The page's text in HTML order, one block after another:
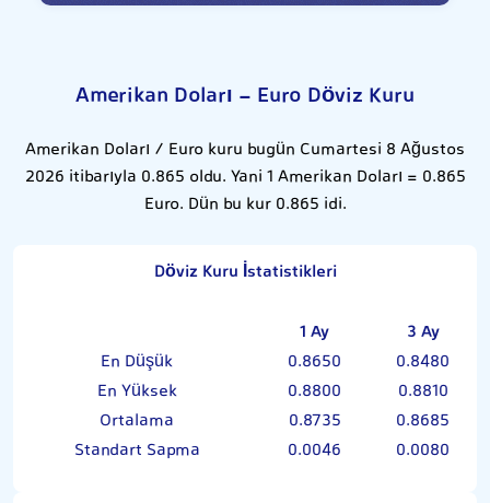
Amerikan Doları - Euro Döviz Kuru
Amerikan Doları / Euro kuru bugün Cumartesi 8 Ağustos
2026 itibarıyla 0.865 oldu. Yani 1 Amerikan Doları = 0.865
Euro. Dün bu kur 0.865 idi.
Döviz Kuru İstatistikleri
1 Ay
3 Ay
En Düşük
0.8650
0.8480
En Yüksek
0.8800
0.8810
Ortalama
0.8735
0.8685
Standart Sapma
0.0046 0.0080